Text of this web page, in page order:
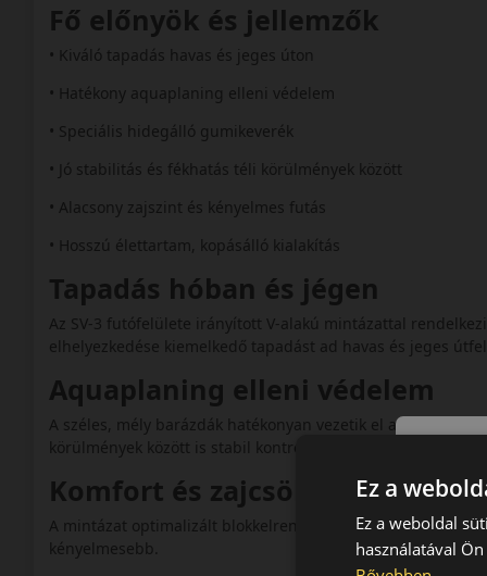
Fő előnyök és jellemzők
• Kiváló tapadás havas és jeges úton
• Hatékony aquaplaning elleni védelem
• Speciális hidegálló gumikeverék
• Jó stabilitás és fékhatás téli körülmények között
• Alacsony zajszint és kényelmes futás
• Hosszú élettartam, kopásálló kialakítás
Tapadás hóban és jégen
Az SV-3 futófelülete irányított V-alakú mintázattal
elhelyezkedése kiemelkedő tapadást ad havas és jeges
Aquaplaning elleni védelem
A széles, mély barázdák hatékonyan vezetik el a vizet és a
körülmények között is stabil kontrollt kínál.
Komfort és zajcsökkentés
A mintázat optimalizált blokkelrendezése mérsékli a
kényelmesebb.
Ez a
Ez a weboldal
használatával